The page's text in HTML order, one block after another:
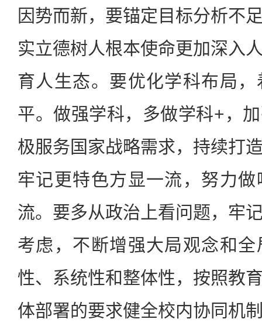
因势而新，要锚定目标分析不
实立德树人根本使命更加深入
育人生态。要优化学科布局
平。做强学科，多做学科+，
极服务国家战略需求，持续打
牢记更特色方显一流，努力
流。要多从政治上看问题，牢
考虑，不断增强大局观念和
性、系统性和整体性，按照教
体部署的要求健全校内协同机